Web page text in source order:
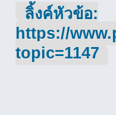
ลิ้งค์หัวข้อ:
https://
topic=1147